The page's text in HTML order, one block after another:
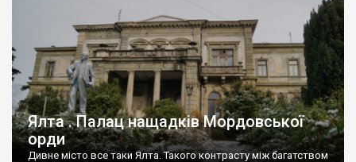
Ялта . Палац нащадків Мордовської
орди
Дивне місто все таки Ялта. Такого контрасту між багатством